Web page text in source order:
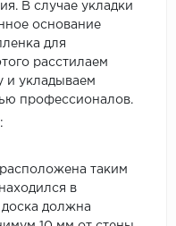
В случае укладки
основание
для
расстилаем
укладываем
профессионалов.
таким
в
должна